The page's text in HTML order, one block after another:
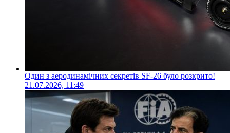
Один з аеродинамічних секретів SF-26 було розкрито!
21.07.2026, 11:49